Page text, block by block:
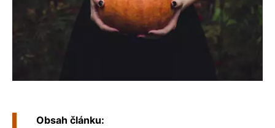
Obsah článku: